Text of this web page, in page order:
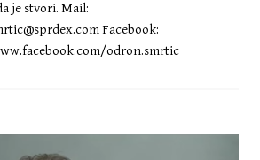
je stvori. Mail:
Facebook:
odron.smrtic